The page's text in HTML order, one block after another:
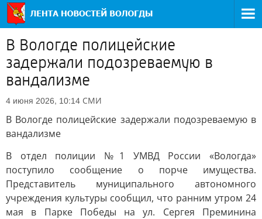
В Вологде полицейские
задержали подозреваемую в
вандализме
4 июня 2026, 10:14 СМИ
В Вологде полицейские задержали подозреваемую в
вандализме
В отдел полиции №1 УМВД России «Вологда»
поступило сообщение о порче имущества.
Представитель муниципального автономного
учреждения культуры сообщил, что ранним утром 24
мая в Парке Победы на ул. Сергея Преминина